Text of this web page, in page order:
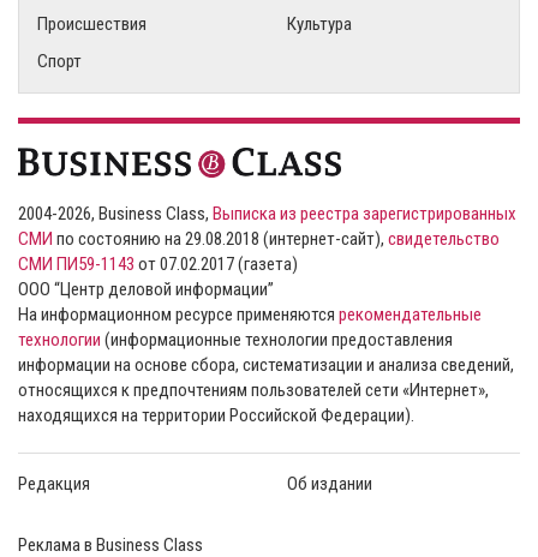
Происшествия
Культура
Спорт
2004-2026, Business Class, Выписка из реестра зарегистрированных
СМИ по состоянию на 29.08.2018 (интернет-сайт), свидетельство
СМИ ПИ59-1143 от 07.02.2017 (газета)
ООО “Центр деловой информации”
На информационном ресурсе применяются рекомендательные
технологии (информационные технологии предоставления
информации на основе сбора, систематизации и анализа сведений,
относящихся к предпочтениям пользователей сети «Интернет»,
находящихся на территории Российской Федерации).
Редакция Об издании
Реклама в Business Class